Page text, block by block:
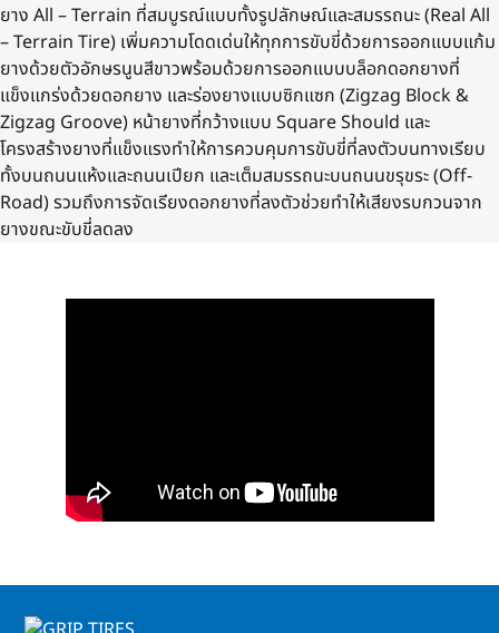
ยาง All – Terrain ที่สมบูรณ์แบบทั้งรูปลักษณ์และสมรรถนะ (Real All
– Terrain Tire) เพิ่มความโดดเด่นให้ทุกการขับขี่ด้วยการออกแบบแก้ม
ยางด้วยตัวอักษรนูนสีขาวพร้อมด้วยการออกแบบบล็อกดอกยางที่
แข็งแกร่งด้วยดอกยาง และร่องยางแบบซิกแซก (Zigzag Block &
Zigzag Groove) หน้ายางที่กว้างแบบ Square Should และ
โครงสร้างยางที่แข็งแรงทำให้การควบคุมการขับขี่ที่ลงตัวบนทางเรียบ
ทั้งบนถนนแห้งและถนนเปียก และเต็มสมรรถนะบนถนนขรุขระ (Off-
Road) รวมถึงการจัดเรียงดอกยางที่ลงตัวช่วยทำให้เสียงรบกวนจาก
ยางขณะขับขี่ลดลง